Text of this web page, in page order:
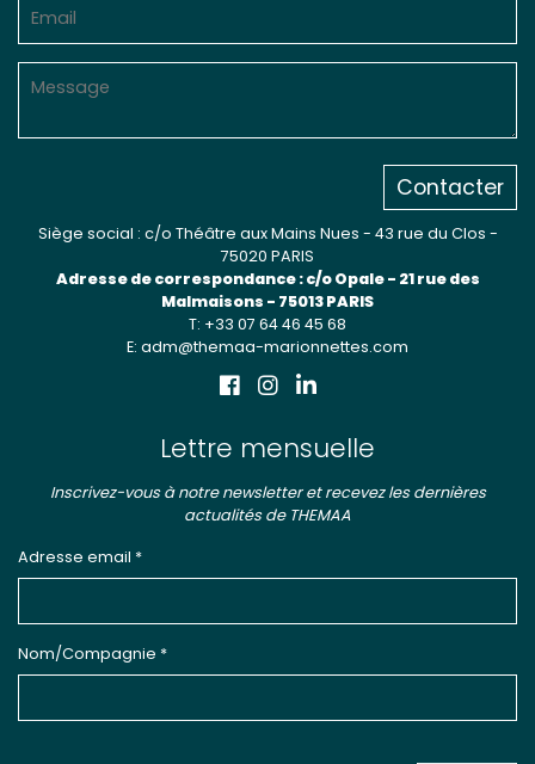
Contacter
Siège social : c/o Théâtre aux Mains Nues - 43 rue du Clos -
75020 PARIS
Adresse de correspondance : c/o Opale - 21 rue des
Malmaisons - 75013 PARIS
T: +33 07 64 46 45 68
E: adm@themaa-marionnettes.com
Lettre mensuelle
Inscrivez-vous à notre newsletter et recevez les dernières
actualités de THEMAA
Adresse email *
Nom/Compagnie *